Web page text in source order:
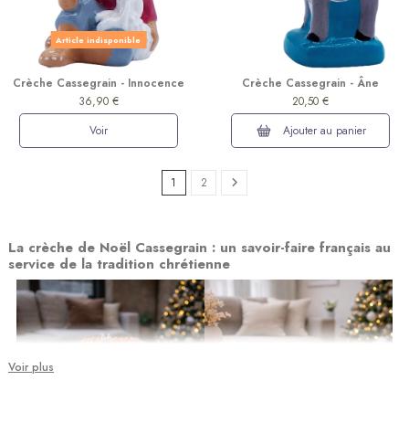
Article indisponible
Crèche Cassegrain - Innocence
36,90 €
Voir
Crèche Cassegrain - Âne
20,50 €
Ajouter au panier
1 2
La crèche de Noël Cassegrain : un savoir-faire français au
service de la tradition chrétienne
Voir plus